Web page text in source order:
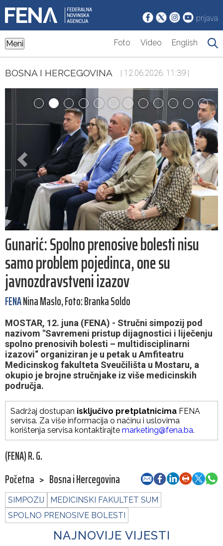
prijava
Meni Foto Video English
BOSNA I HERCEGOVINA | 12.06.2026. 11:39 |
Gunarić: Spolno prenosive bolesti nisu
samo problem pojedinca, one su
javnozdravstveni izazov
FENANina Maslo, Foto: Branka Soldo
MOSTAR, 12. juna (FENA) - Stručni simpozij pod
nazivom "Savremeni pristup dijagnostici i liječenju
spolno prenosivih bolesti – multidisciplinarni
izazovi“ organiziran je u petak u Amfiteatru
Medicinskog fakulteta Sveučilišta u Mostaru, a
okupio je brojne stručnjake iz više medicinskih
područja.
Sadržaj dostupan isključivo pretplatnicima FENA
servisa. Za više informacija o načinu i uslovima
korištenja servisa kontaktirajte marketing@fena.ba.
(FENA) R. G.
Početna > Bosna i Hercegovina
SIMPOZIJ
MEDICINSKI FAKULTET SUM
SPOLNO PRENOSIVE BOLESTI
NAJNOVIJE VIJESTI